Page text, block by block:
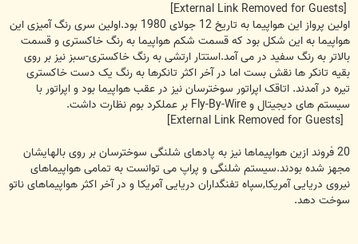
[External Link Removed for Guests]
اولین پرواز این هواپیما به تاریخ 12 جولای 1980 بود.اولین سری رنگ آمیزی این
هواپیما به این شکل بود که قسمت شکم هواپیما به رنگ خاکستری و قسمت
بالاتر به رنگ سفید در می آمد.استتار ارتشی به رنگ خاکستری-سبز نیز بر روی
بقیه تانکر ها نقش بست اما در آخر اکثر تانکرها به رنگ یک دست خاکستری
تیره در آمدند. اتاقک اپراتور سوخترسان نیز در عقب هواپیما بود و اپراتور با
سیستم های دیجیتال و Fly-By-Wire بر عملکرد بوم نظارت داشت.
[External Link Removed for Guests]
20 فروند ازین هواپیماها نیز به پادهای شلنگی سوخترسان بر روی بالهایشان
مجهز شده بودند.سیستم شلنگی و پراپ می توانست به تمامی هواپیماهای
نیروی دریایی آمریکا,سپاه تفنگداران دریایی آمریکا و در آخر اکثر هواپیماهای ناتو
سوخت دهد.